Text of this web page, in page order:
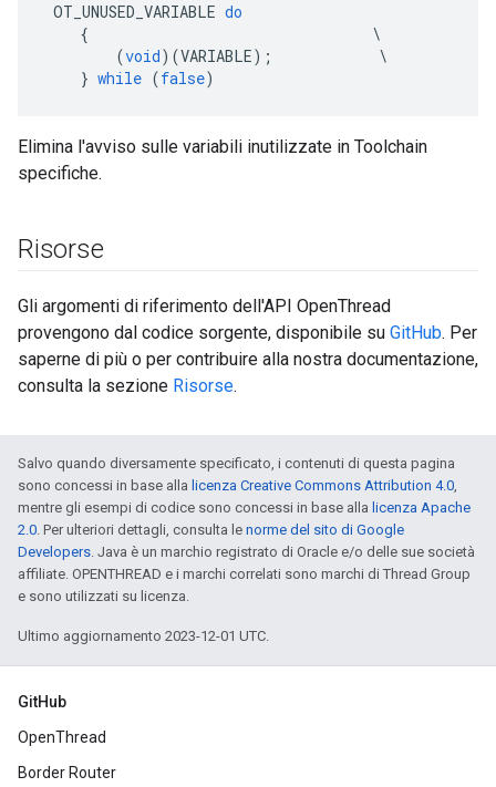
OT_UNUSED_VARIABLE do
{
\
(void)(VARIABLE);
\
} while (false)
Elimina l'avviso sulle variabili inutilizzate in Toolchain
specifiche.
Risorse
Gli argomenti di riferimento dell'API OpenThread
provengono dal codice sorgente, disponibile su GitHub. Per
saperne di più o per contribuire alla nostra documentazione,
consulta la sezione Risorse.
Salvo quando diversamente specificato, i contenuti di questa pagina
sono concessi in base alla licenza Creative Commons Attribution 4.0,
mentre gli esempi di codice sono concessi in base alla licenza Apache
2.0. Per ulteriori dettagli, consulta le norme del sito di Google
Developers. Java è un marchio registrato di Oracle e/o delle sue società
affiliate. OPENTHREAD e i marchi correlati sono marchi di Thread Group
e sono utilizzati su licenza.
Ultimo aggiornamento 2023-12-01 UTC.
GitHub
OpenThread
Border Router